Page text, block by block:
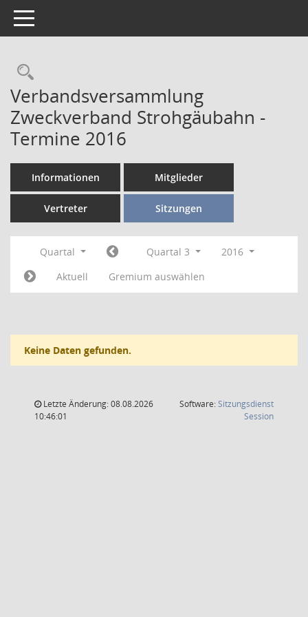
Toggle navigation
Verbandsversammlung
Zweckverband Strohgäubahn -
Termine 2016
Informationen Mitglieder
Vertreter Sitzungen
Quartal Quartal 3
2016
Aktuell
Gremium auswählen
Keine Daten gefunden.
Letzte Änderung: 08.08.2026
10:46:01
Software:Sitzungsdienst
Session(Wird in